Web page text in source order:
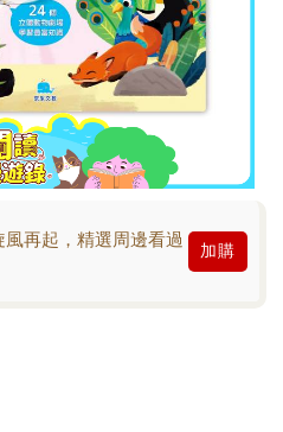
再起，精選周邊看過
加購